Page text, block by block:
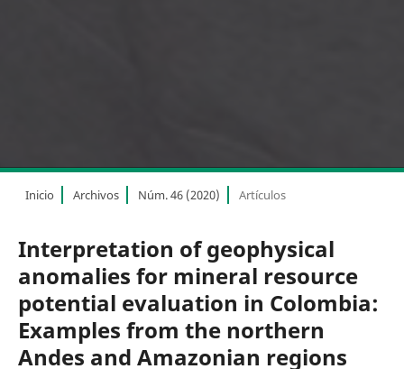
Inicio Archivos Núm. 46 (2020) Artículos
Interpretation of geophysical
anomalies for mineral resource
potential evaluation in Colombia:
Examples from the northern
Andes and Amazonian regions